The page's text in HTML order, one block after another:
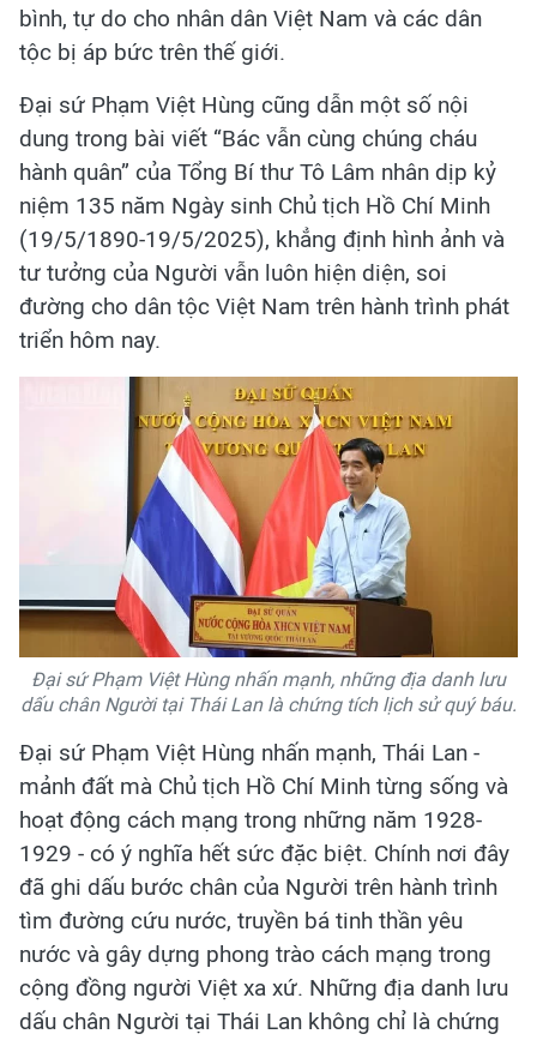
bình, tự do cho nhân dân Việt Nam và các dân
tộc bị áp bức trên thế giới.
Đại sứ Phạm Việt Hùng cũng dẫn một số nội
dung trong bài viết “Bác vẫn cùng chúng cháu
hành quân” của Tổng Bí thư Tô Lâm nhân dịp kỷ
niệm 135 năm Ngày sinh Chủ tịch Hồ Chí Minh
(19/5/1890-19/5/2025), khẳng định hình ảnh và
tư tưởng của Người vẫn luôn hiện diện, soi
đường cho dân tộc Việt Nam trên hành trình phát
triển hôm nay.
Đại sứ Phạm Việt Hùng nhấn mạnh, những địa danh lưu
dấu chân Người tại Thái Lan là chứng tích lịch sử quý báu.
Đại sứ Phạm Việt Hùng nhấn mạnh, Thái Lan -
mảnh đất mà Chủ tịch Hồ Chí Minh từng sống và
hoạt động cách mạng trong những năm 1928-
1929 - có ý nghĩa hết sức đặc biệt. Chính nơi đây
đã ghi dấu bước chân của Người trên hành trình
tìm đường cứu nước, truyền bá tinh thần yêu
nước và gây dựng phong trào cách mạng trong
cộng đồng người Việt xa xứ. Những địa danh lưu
dấu chân Người tại Thái Lan không chỉ là chứng